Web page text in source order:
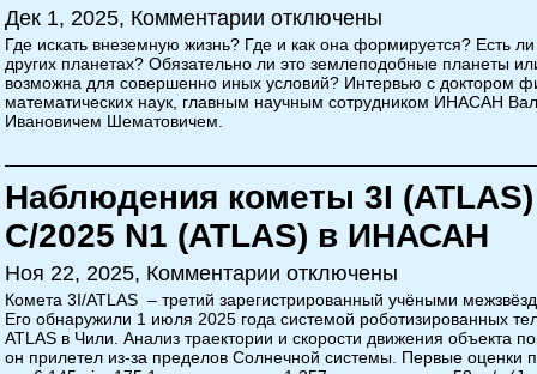
Дек 1, 2025, Комментарии отключены
Где искать внеземную жизнь? Где и как она формируется? Есть
других планетах? Обязательно ли это землеподобные планеты
возможна для совершенно иных условий? Интервью с доктором
математических наук, главным научным сотрудником ИНАСАН
Ивановичем Шематовичем.
Наблюдения кометы 3I
C/2025 N1 (ATLAS) в ИНАСАН
Ноя 22, 2025, Комментарии отключены
Комета 3I/ATLAS ‒ третий зарегистрированный учёными
Его обнаружили 1 июля 2025 года системой роботизированных
ATLAS в Чили. Анализ траектории и скорости движения объекта
он прилетел из-за пределов Солнечной системы. Первые оценки